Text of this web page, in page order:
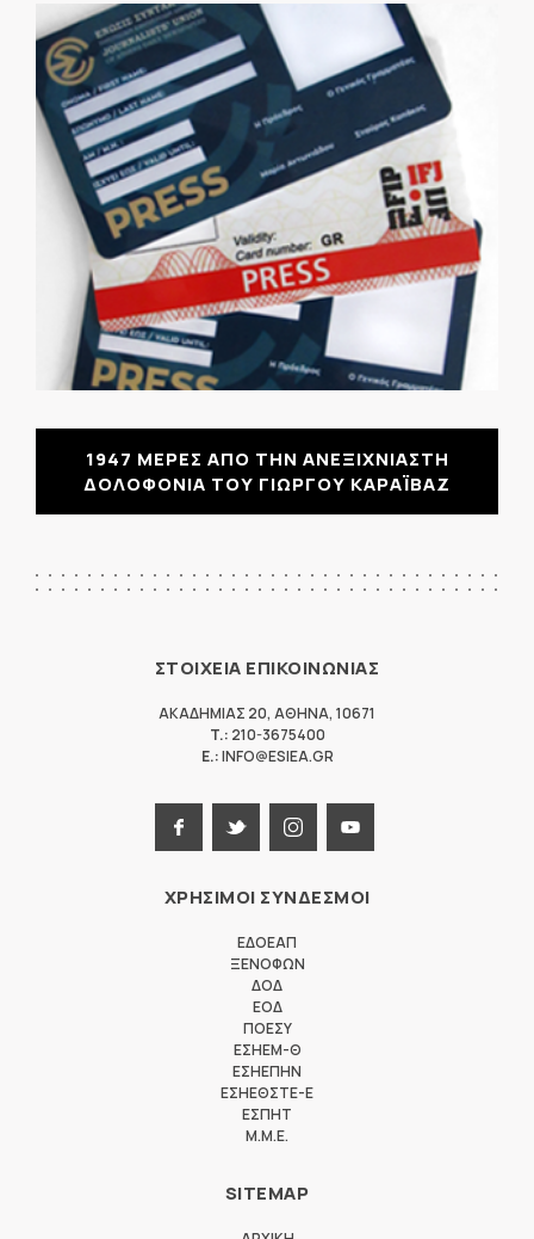
1947 ΜΕΡΕΣ ΑΠΟ ΤΗΝ ΑΝΕΞΙΧΝΙΑΣΤΗ
ΔΟΛΟΦΟΝΙΑ ΤΟΥ ΓΙΩΡΓΟΥ ΚΑΡΑΪΒΑΖ
ΣΤΟΙΧΕΙΑ ΕΠΙΚΟΙΝΩΝΙΑΣ
ΑΚΑΔΗΜΙΑΣ 20, ΑΘΗΝΑ, 10671
T.: 210-3675400
E.:INFO@ESIEA.GR
ΧΡΗΣΙΜΟΙ ΣΥΝΔΕΣΜΟΙ
ΕΔΟΕΑΠ
ΞΕΝΟΦΩΝ
ΔΟΔ
ΕΟΔ
ΠΟΕΣΥ
ΕΣΗΕΜ-Θ
ΕΣΗΕΠΗΝ
ΕΣΗΕΘΣΤΕ-Ε
ΕΣΠΗΤ
M.M.E.
SITEMAP